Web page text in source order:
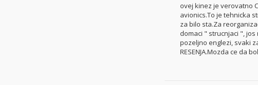
ovej kinez je verovatno
avionics.To je tehnicka
za bilo sta.Za
domaci " strucnjaci ", jos
pozeljno englezi, svaki
RESENJA.Mozda ce da